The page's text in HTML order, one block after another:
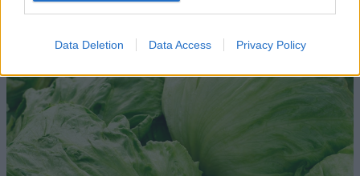
Data Deletion Data Access Privacy Policy